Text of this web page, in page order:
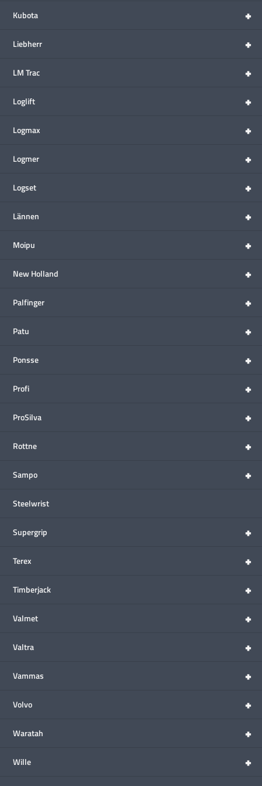
+
Kubota
+
Liebherr
+
LM Trac
+
Loglift
+
Logmax
+
Logmer
+
Logset
+
Lännen
+
Moipu
+
New Holland
+
Palfinger
+
Patu
+
Ponsse
+
Profi
+
ProSilva
+
Rottne
+
Sampo
Steelwrist
+
Supergrip
+
Terex
+
Timberjack
+
Valmet
+
Valtra
+
Vammas
+
Volvo
+
Waratah
+
Wille